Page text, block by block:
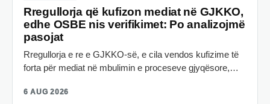
Rregullorja që kufizon mediat në GJKKO,
edhe OSBE nis verifikimet: Po analizojmë
pasojat
Rregullorja e re e GJKKO-së, e cila vendos kufizime të
forta për mediat në mbulimin e proceseve gjyqësore,…
6 AUG 2026